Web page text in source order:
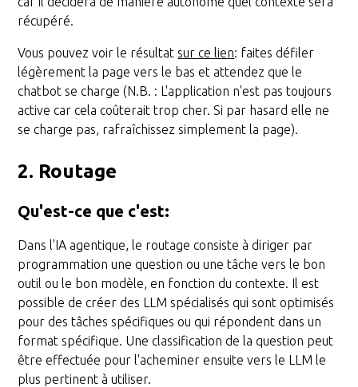
récupéré.
Vous pouvez voir le résultat sur ce lien: faites défiler
légèrement la page vers le bas et attendez que le
chatbot se charge (N.B. : L'application n'est pas toujours
active car cela coûterait trop cher. Si par hasard elle ne
se charge pas, rafraîchissez simplement la page).
2. Routage
Qu'est-ce que c'est:
Dans l'IA agentique, le routage consiste à diriger par
programmation une question ou une tâche vers le bon
outil ou le bon modèle, en fonction du contexte. Il est
possible de créer des LLM spécialisés qui sont optimisés
pour des tâches spécifiques ou qui répondent dans un
format spécifique. Une classification de la question peut
être effectuée pour l'acheminer ensuite vers le LLM le
plus pertinent à utiliser.